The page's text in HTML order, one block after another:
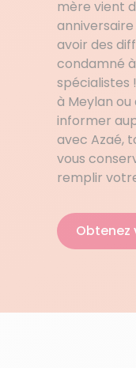
mère vient
avoir des
condamné
spécialistes
à Meylan ou
informer
avec Azaé,
vous
remplir
Obtenez